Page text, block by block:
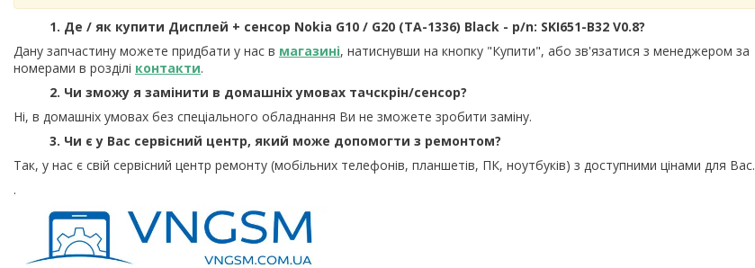
1. Де / як купити Дисплей + сенсор Nokia G10 / G20 (TA-1336) Black - p/n: SKI651-B32 V0.8?
Дану запчастину можете придбати у нас в магазині, натиснувши на кнопку "Купити", або зв'язатися з менеджером за
номерами в розділі контакти.
2. Чи зможу я замінити в домашніх умовах тачскрін/сенсор?
Ні, в домашніх умовах без спеціального обладнання Ви не зможете зробити заміну.
3. Чи є у Вас сервісний центр, який може допомогти з ремонтом?
Так, у нас є свій сервісний центр ремонту (мобільних телефонів, планшетів, ПК, ноутбуків) з доступними цінами для Вас.
.